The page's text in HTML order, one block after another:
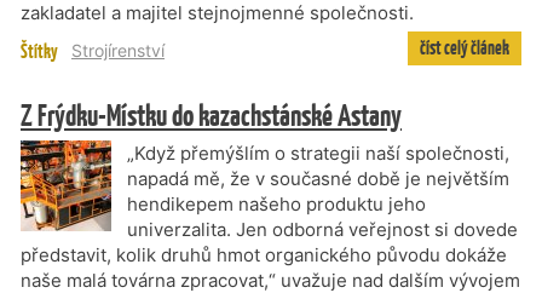
zakladatel a majitel stejnojmenné společnosti.
Štítky Strojírenství číst celý článek
Z Frýdku-Místku do kazachstánské Astany
„Když přemýšlím o strategii naší společnosti,
napadá mě, že v současné době je největším
hendikepem našeho produktu jeho
univerzalita. Jen odborná veřejnost si dovede
představit, kolik druhů hmot organického původu dokáže
naše malá továrna zpracovat,“ uvažuje nad dalším vývojem